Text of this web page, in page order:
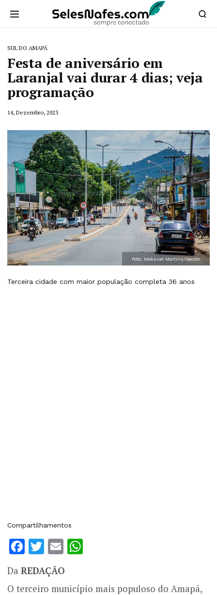
SUL DO AMAPÁ
Festa de aniversário em
Laranjal vai durar 4 dias; veja
programação
14, Dezembro, 2023
Foto: Maksuel Martins/Secom
Terceira cidade com maior população completa 36 anos
Compartilhamentos
Facebook
Twitter
Email
Da REDAÇÃO
O terceiro município mais populoso do Amapá,